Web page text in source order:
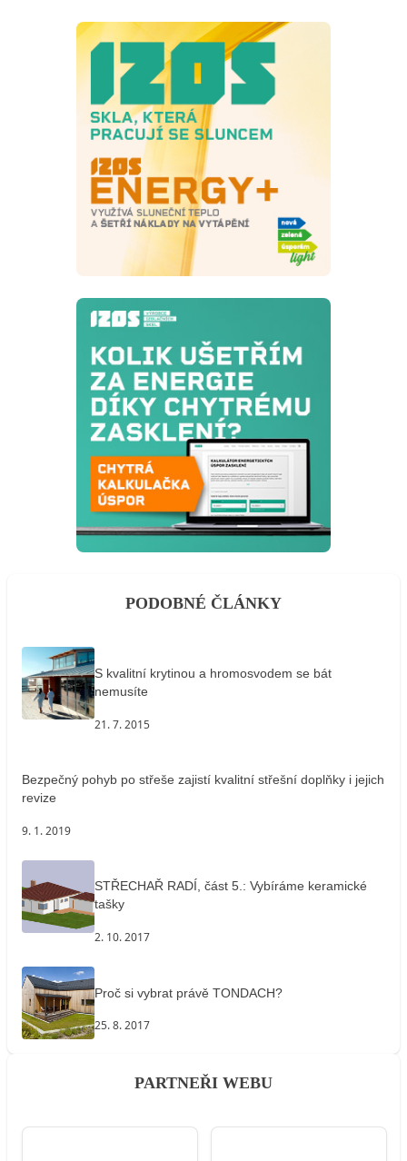
PODOBNÉ ČLÁNKY
S kvalitní krytinou a hromosvodem se bát
nemusíte
21. 7. 2015
Bezpečný pohyb po střeše zajistí kvalitní střešní doplňky i jejich
revize
9. 1. 2019
STŘECHAŘ RADÍ, část 5.: Vybíráme keramické
tašky
2. 10. 2017
Proč si vybrat právě TONDACH?
25. 8. 2017
PARTNEŘI WEBU